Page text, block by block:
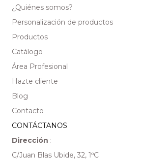
¿Quiénes somos?
Personalización de productos
Productos
Catálogo
Área Profesional
Hazte cliente
Blog
Contacto
CONTÁCTANOS
Dirección :
C/Juan Blas Ubide, 32, 1ºC